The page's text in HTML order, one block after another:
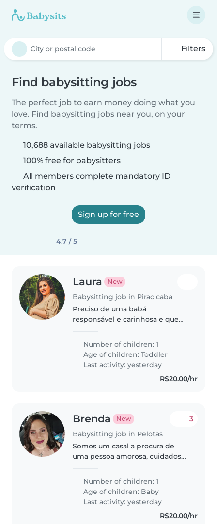
Filters
Find babysitting jobs
The perfect job to earn money doing what you
love. Find babysitting jobs near you, on your
terms.
10,688 available babysitting jobs
100% free for babysitters
All members complete mandatory ID
verification
Sign up for free
4.7 / 5
Laura New
Babysitting job in Piracicaba
Preciso de uma babá
responsável e carinhosa e que
creche Walter vitti
Number of children: 1
Age of children:Toddler
Last activity: yesterday
R$20.00/hr
Brenda New
Babysitting job in Pelotas
3
Somos um casal a procura de
uma pessoa amorosa, cuidadosa
Number of children: 1
Age of children: Baby
Last activity: yesterday
R$20.00/hr